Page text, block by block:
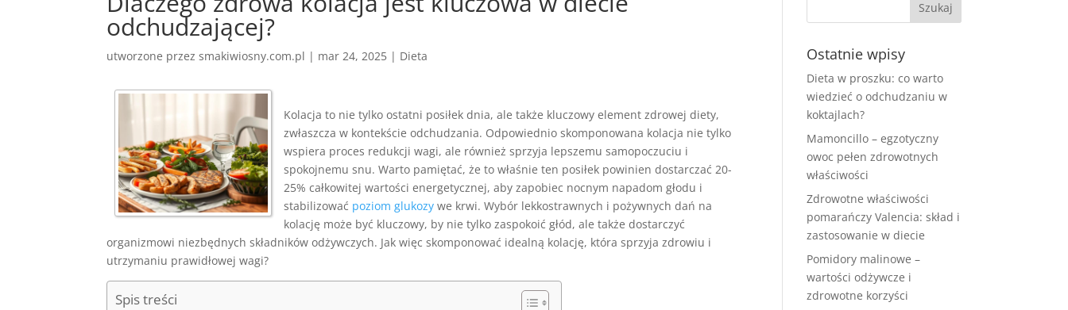
odchudzającej?
utworzone przezsmakiwiosny.com.pl | mar 24, 2025 | Dieta
Kolacja to nie tylko ostatni posiłek dnia, ale także kluczowy element zdrowej diety,
zwłaszcza w kontekście odchudzania. Odpowiednio skomponowana kolacja nie tylko
wspiera proces redukcji wagi, ale również sprzyja lepszemu samopoczuciu i
spokojnemu snu. Warto pamiętać, że to właśnie ten posiłek powinien dostarczać 20-
25% całkowitej wartości energetycznej, aby zapobiec nocnym napadom głodu i
stabilizować poziom glukozy we krwi. Wybór lekkostrawnych i pożywnych dań na
kolację może być kluczowy, by nie tylko zaspokoić głód, ale także dostarczyć
organizmowi niezbędnych składników odżywczych. Jak więc skomponować idealną kolację, która sprzyja zdrowiu i
utrzymaniu prawidłowej wagi?
Spis treści
Ostatnie wpisy
Dieta w proszku: co warto
wiedzieć o odchudzaniu w
koktajlach?
Mamoncillo – egzotyczny
owoc pełen zdrowotnych
właściwości
Zdrowotne właściwości
pomarańczy Valencia: skład i
zastosowanie w diecie
Pomidory malinowe –
wartości odżywcze i
zdrowotne korzyści